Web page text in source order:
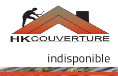
indisponible